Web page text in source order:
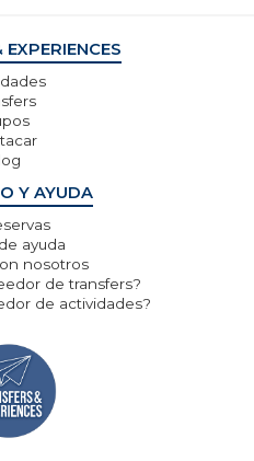
Y AYUDA
ayuda
nosotros
de transfers?
de actividades?